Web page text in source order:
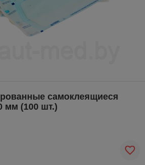
самоклеящиеся
мм (100 шт.)